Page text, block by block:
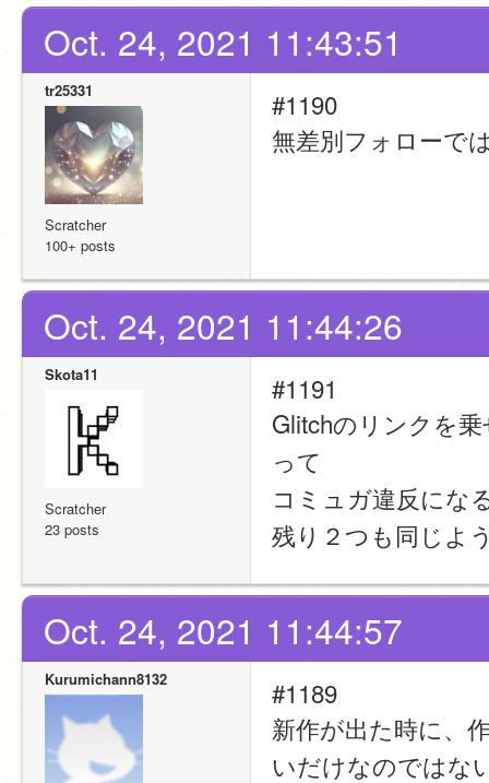
Oct. 24, 2021 11:43:51
tr25331
Scratcher
100+ posts
#1190
無差別フォローで
Oct. 24, 2021 11:44:26
Skota11
Scratcher
23 posts
#1191
Glitchのリンクを
って
コミュガ違反にな
残り２つも同じよ
Oct. 24, 2021 11:44:57
Kurumichann8132
#1189
新作が出た時に、
いだけなのではな